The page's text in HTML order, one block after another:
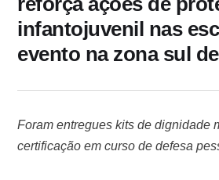
infantojuvenil nas
evento na zona sul
Foram entregues kits de dignidade
certificação em curso de defesa